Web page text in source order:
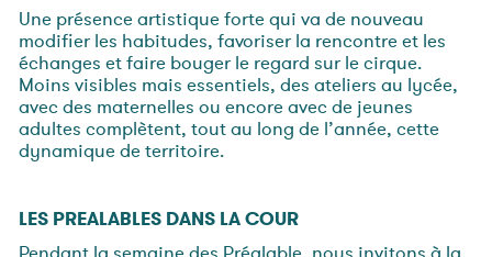
Une présence artistique forte qui va de nouveau
modifier les habitudes, favoriser la rencontre et les
échanges et faire bouger le regard sur le cirque.
Moins visibles mais essentiels, des ateliers au lycée,
avec des maternelles ou encore avec de jeunes
adultes complètent, tout au long de l’année, cette
dynamique de territoire.
LES PREALABLES DANS LA COUR